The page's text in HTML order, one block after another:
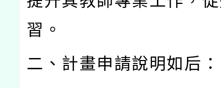
習。
二、計畫申請說明如后：